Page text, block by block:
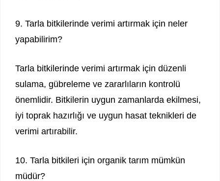
9. Tarla bitkilerinde verimi artırmak için neler
yapabilirim?
Tarla bitkilerinde verimi artırmak için düzenli
sulama, gübreleme ve zararlıların kontrolü
önemlidir. Bitkilerin uygun zamanlarda ekilmesi,
iyi toprak hazırlığı ve uygun hasat teknikleri de
verimi artırabilir.
10. Tarla bitkileri için organik tarım mümkün
müdür?